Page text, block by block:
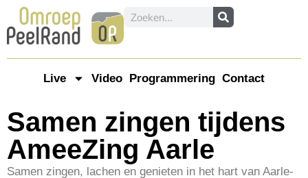
Live Video Programmering Contact
Samen zingen tijdens
AmeeZing Aarle
Samen zingen, lachen en genieten in het hart van Aarle-